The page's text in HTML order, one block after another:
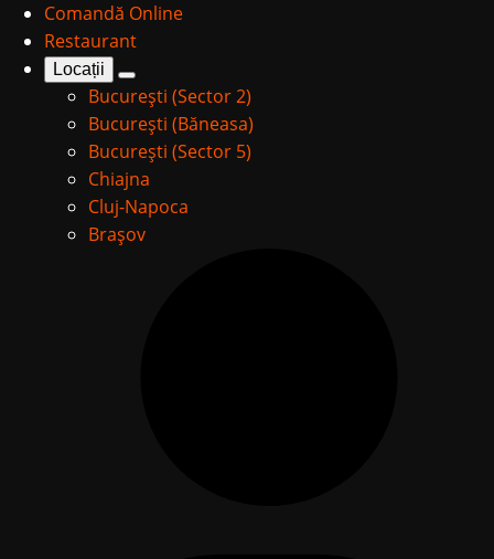
Comandă Online
Restaurant
Locații
București (Sector 2)
București (Băneasa)
București (Sector 5)
Chiajna
Cluj-Napoca
Brașov